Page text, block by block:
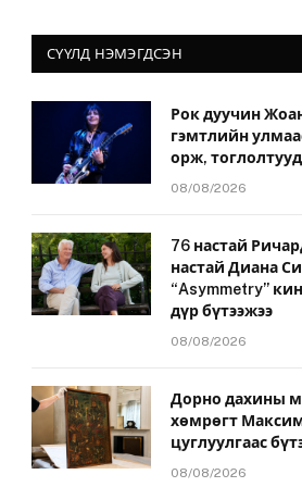
СҮҮЛД НЭМЭГДСЭН
Рок дуучин
гэмтлийн
орж,
08/08/2026
76 настай
настай Диана
“Asymmetry”
дүр бүтээжээ
08/08/2026
Дорно дахины
хөмрөгт
цуглуулгаас
08/08/2026